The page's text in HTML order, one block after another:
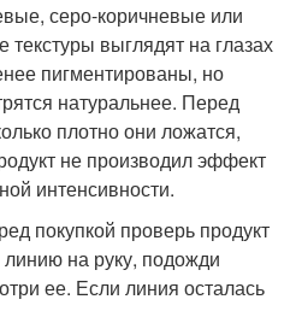
серо-коричневые или
выглядят на глазах
пигментированы, но
натуральнее. Перед
плотно они ложатся,
не производил эффект
интенсивности.
покупкой проверь продукт
на руку, подожди
ее. Если линия осталась